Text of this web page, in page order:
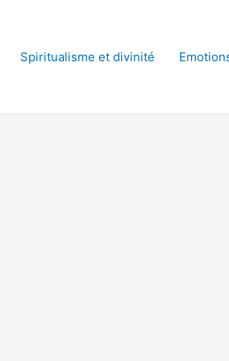
Spiritualisme et divinité